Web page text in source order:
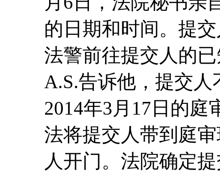
的日期和时间。提
法警前往提交人的
A.S.告诉他，提交
2014年3月17日的
法将提交人带到庭
人开门。法院确定